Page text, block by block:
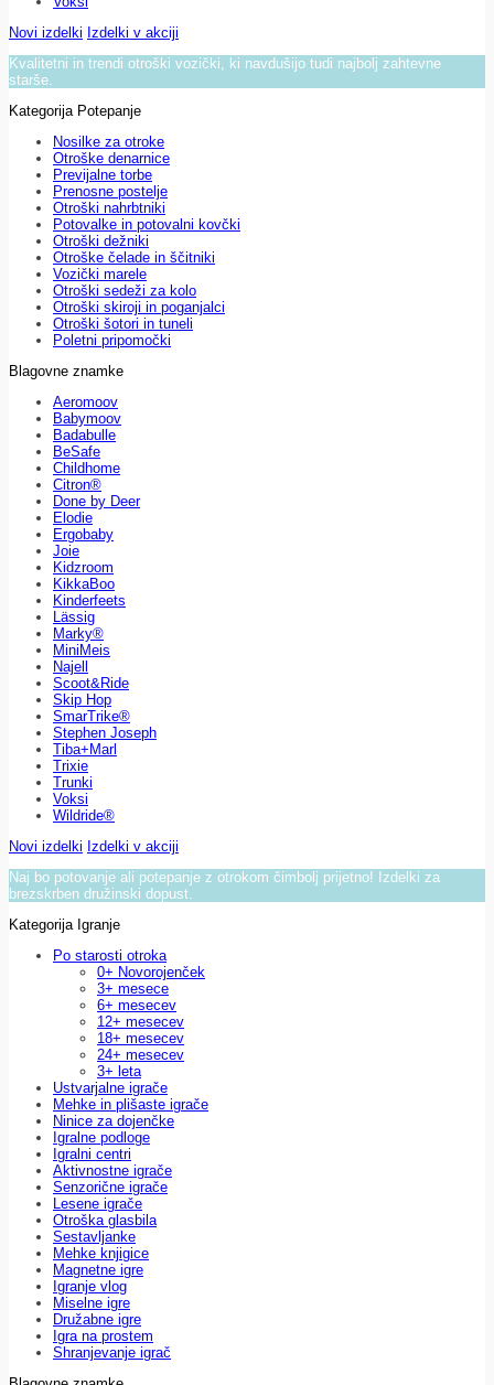
Novi izdelki Izdelki v akciji
Kvalitetni in trendi otroški vozički, ki navdušijo tudi najbolj zahtevne
starše.
Kategorija Potepanje
Nosilke za otroke
Otroške denarnice
Previjalne torbe
Prenosne postelje
Otroški nahrbtniki
Potovalke in potovalni kovčki
Otroški dežniki
Otroške čelade in ščitniki
Vozički marele
Otroški sedeži za kolo
Otroški skiroji in poganjalci
Otroški šotori in tuneli
Poletni pripomočki
Blagovne znamke
Aeromoov
Babymoov
Badabulle
BeSafe
Childhome
Citron®
Done by Deer
Elodie
Ergobaby
Joie
Kidzroom
KikkaBoo
Kinderfeets
Lässig
Marky®
MiniMeis
Najell
Scoot&Ride
Skip Hop
SmarTrike®
Stephen Joseph
Tiba+Marl
Trixie
Trunki
Voksi
Wildride®
Novi izdelki Izdelki v akciji
Naj bo potovanje ali potepanje z otrokom čimbolj prijetno! Izdelki za
brezskrben družinski dopust.
Kategorija Igranje
Po starosti otroka
0+ Novorojenček
3+ mesece
6+ mesecev
12+ mesecev
18+ mesecev
24+ mesecev
3+ leta
Ustvarjalne igrače
Mehke in plišaste igrače
Ninice za dojenčke
Igralne podloge
Igralni centri
Aktivnostne igrače
Senzorične igrače
Lesene igrače
Otroška glasbila
Sestavljanke
Mehke knjigice
Magnetne igre
Igranje vlog
Miselne igre
Družabne igre
Igra na prostem
Shranjevanje igrač